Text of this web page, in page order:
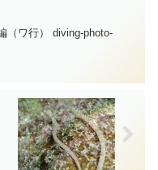
（ワ行） diving-photo‐